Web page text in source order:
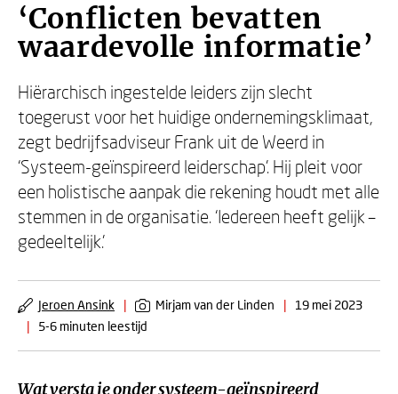
‘Conflicten bevatten
waardevolle informatie’
Hiërarchisch ingestelde leiders zijn slecht
toegerust voor het huidige ondernemingsklimaat,
zegt bedrijfsadviseur Frank uit de Weerd in
‘Systeem-geïnspireerd leiderschap’. Hij pleit voor
een holistische aanpak die rekening houdt met alle
stemmen in de organisatie. ‘Iedereen heeft gelijk –
gedeeltelijk.’
Jeroen Ansink | Mirjam van der Linden |
19 mei 2023
|
5-6 minuten leestijd
Wat versta je onder systeem-geïnspireerd